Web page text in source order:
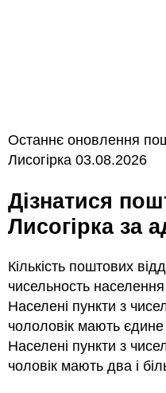
Останнє оновлення
Лисогірка 03.08.2026
Дізнатися поштовий індекс с.
Лисогірка за
Кількість поштових
чисельность
Населені пункти з
чололовік мають
Населені пункти з
чоловік мають два і